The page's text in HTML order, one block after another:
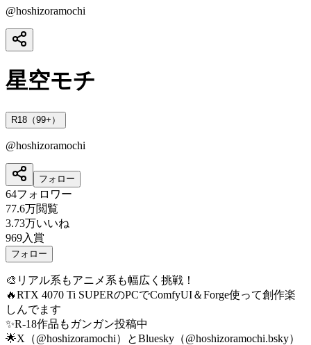
@hoshizoramochi
星空モチ
R18（99+）
@hoshizoramochi
フォロー
64フォロワー
77.6万閲覧
3.73万いいね
969入賞
フォロー
🎨リアル系もアニメ系も幅広く挑戦！
🔥RTX 4070 Ti SUPERのPCでComfyUI＆Forge使って創作楽
しんでます
✨R-18作品もガンガン投稿中
🌟X（@hoshizoramochi）とBluesky（@hoshizoramochi.bsky）